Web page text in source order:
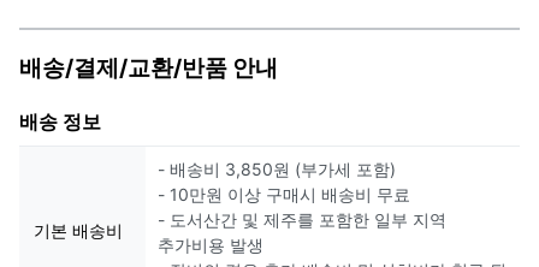
배송/결제/교환/반품 안내
배송 정보
기본 배송비
- 배송비 3,850원 (부가세 포함)
- 10만원 이상 구매시 배송비 무료
- 도서산간 및 제주를 포함한 일부 지역
추가비용 발생